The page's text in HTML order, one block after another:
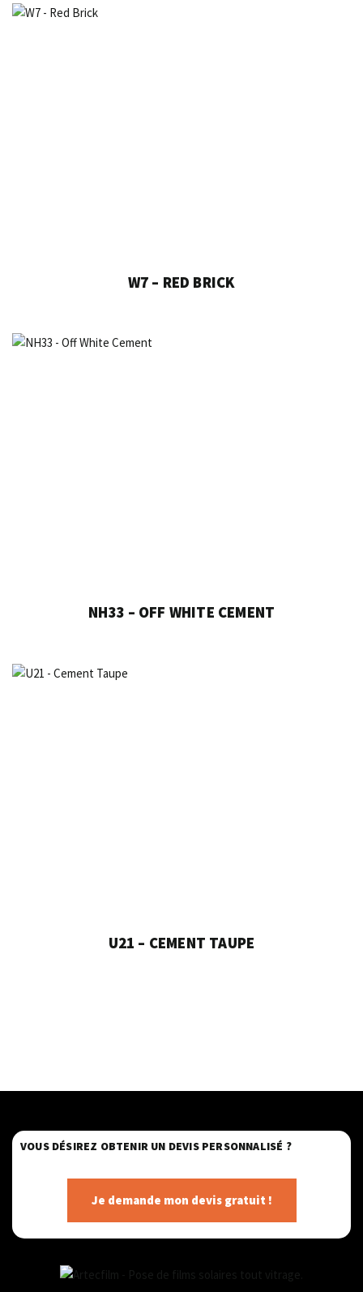
W7 – RED BRICK
NH33 – OFF WHITE CEMENT
U21 – CEMENT TAUPE
VOUS DÉSIREZ OBTENIR UN DEVIS PERSONNALISÉ ?
Je demande mon devis gratuit !